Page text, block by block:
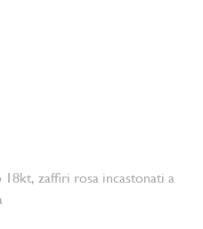
zaffiri rosa incastonati a